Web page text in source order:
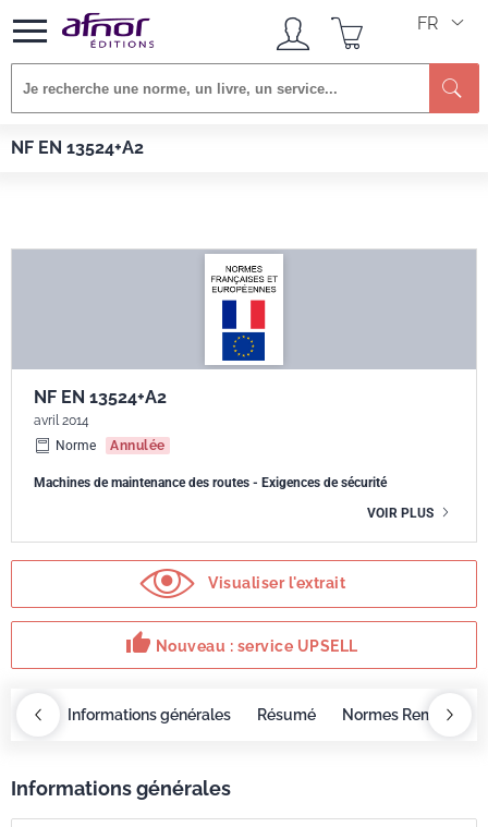
FR
NF EN 13524+A2
Afnor EDITIONS Normes
NF EN 13524+A2
avril 2014
Norme
Annulée
Machines de maintenance des routes - Exigences de sécurité
VOIR PLUS
Visualiser l'extrait
thumb_up Nouveau : service UPSELL
Informations générales Résumé Normes
Informations générales